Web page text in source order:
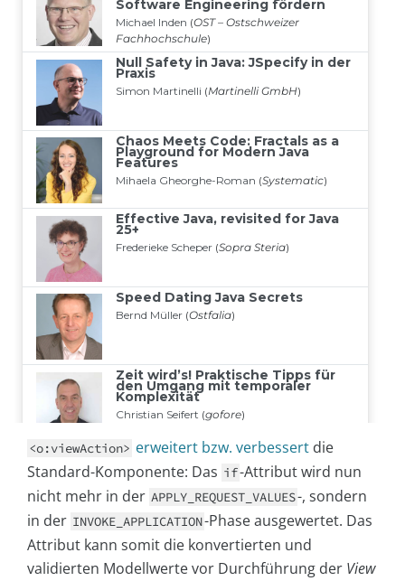
<o:viewAction> erweitert bzw. verbessert die
Standard-Komponente: Das if-Attribut wird nun
nicht mehr in der APPLY_REQUEST_VALUES-, sondern
in der INVOKE_APPLICATION-Phase ausgewertet. Das
Attribut kann somit die konvertierten und
validierten Modellwerte vor Durchführung der View